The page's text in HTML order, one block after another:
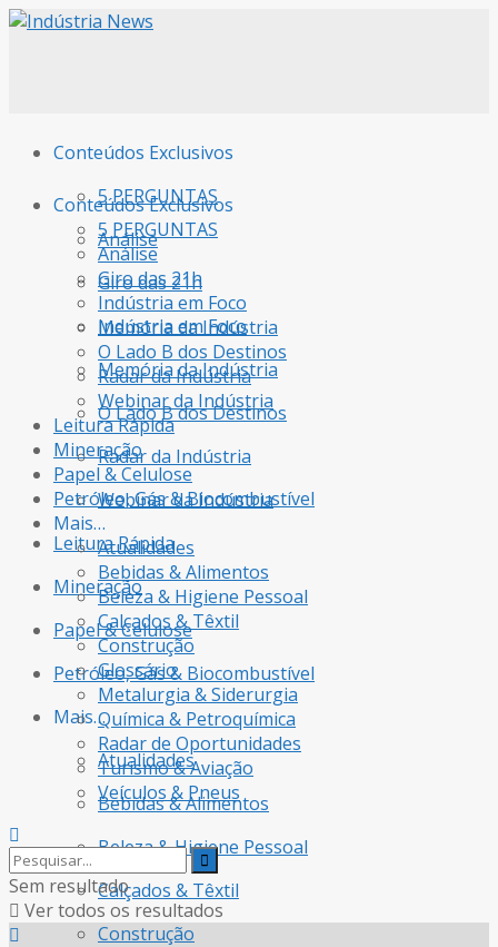
Conteúdos Exclusivos
5 PERGUNTAS
Análise
Giro das 21h
Indústria em Foco
Memória da Indústria
O Lado B dos Destinos
Radar da Indústria
Webinar da Indústria
Leitura Rápida
Mineração
Papel & Celulose
Petróleo, Gás & Biocombustível
Mais…
Atualidades
Bebidas & Alimentos
Beleza & Higiene Pessoal
Calçados & Têxtil
Construção
Conteúdos Exclusivos
5 PERGUNTAS
Análise
Giro das 21h
Indústria em Foco
Memória da Indústria
O Lado B dos Destinos
Radar da Indústria
Webinar da Indústria
Leitura Rápida
Mineração
Papel & Celulose
Petróleo, Gás & Biocombustível
Mais…
Atualidades
Bebidas & Alimentos
Beleza & Higiene Pessoal
Calçados & Têxtil
Construção
Glossário
Metalurgia & Siderurgia
Química & Petroquímica
Radar de Oportunidades
Turismo & Aviação
Veículos & Pneus
Sem resultado
Ver todos os resultados